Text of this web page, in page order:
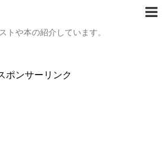
トや本の紹介しています。
ポンサーリンク